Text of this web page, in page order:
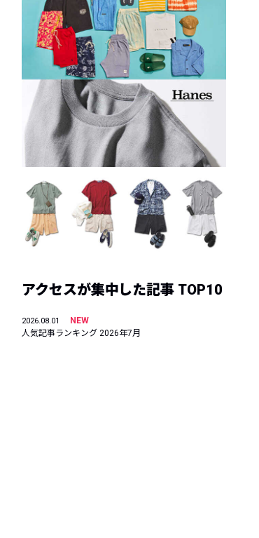
アクセスが集中した記事 TOP10
2026.08.01
NEW
人気記事ランキング 2026年7月